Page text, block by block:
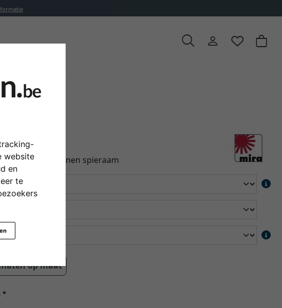
website
en
te
voor bespannen spieraam
op maat
*